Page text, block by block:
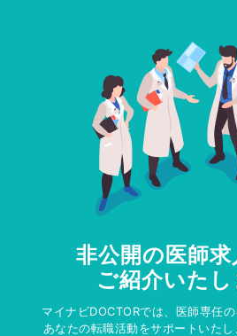
非公開の医師求
ご紹介いたし
マイナビDOCTORでは、医師専任
あなたの転職活動をサポートいた